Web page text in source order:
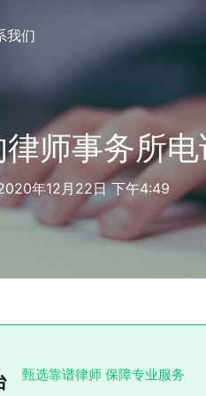
我们
师事务所
年12月22日 下午4:49
甄选靠谱律师 保障专业服务